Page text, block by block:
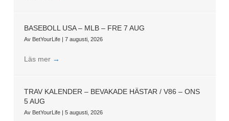
BASEBOLL USA – MLB – FRE 7 AUG
Av BetYourLife | 7 augusti, 2026
Läs mer →
TRAV KALENDER – BEVAKADE HÄSTAR / V86 – ONS
5 AUG
Av BetYourLife | 5 augusti, 2026